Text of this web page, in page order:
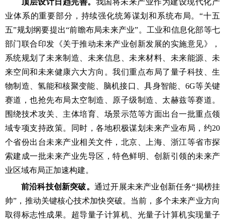
顶层设计日趋完善。 我国将未来产业作为建设现代化产
业体系的重要部分，持续强化统筹谋划和系统布局。“十五
五”规划纲要提出“前瞻布局未来产业”。工业和信息化部等七
部门联合印发《关于推动未来产业创新发展的实施意见》，
系统规划了未来制造、未来信息、未来材料、未来能源、未
来空间和未来健康六大方向。我们重点布局了量子科技、生
物制造、氢能和核聚变能、脑机接口、具身智能、6G等关键
赛道，也抢先布局太空制造、原子级制造、太赫兹等赛道。
围绕技术攻关、主体培育、场景示范等方面出台一批重点领
域专项支持政策。同时，各地积极谋划未来产业布局，约20
个省份出台未来产业相关文件，北京、上海、浙江等省市探
索建成一批未来产业先导区，特色鲜明、创新引领的未来产
业区域布局正加速构建。
前沿科技创新突破。 通过开展未来产业创新任务“揭榜挂
帅”，推动关键核心技术加快突破。当前，多个未来产业方向
取得标志性成果。超导量子计算机、光量子计算机实现量子